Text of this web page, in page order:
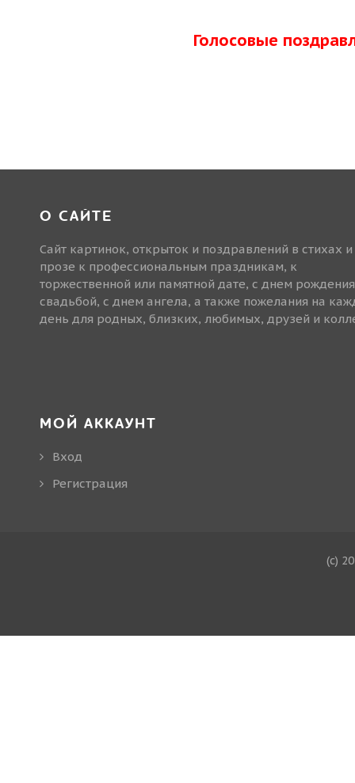
Голосовые
О САЙТЕ
Сайт картинок, открыток и поздравлений в стихах и
прозе к профессиональным праздникам, к
торжественной или памятной дате, с днем
свадьбой, с днем ангела, а также пожелания на
день для родных, близких, любимых, друзей и
МОЙ АККАУНТ
Вход
Регистрация
(c)